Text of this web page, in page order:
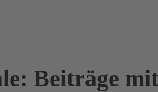
Beiträge